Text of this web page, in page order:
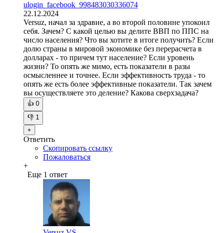
ulogin_facebook_998483030336074
22.12.2024
Versuz, начал за здравие, а во второй половине упокоил
себя. Зачем? С какой целью вы делите ВВП по ППС на
число населения? Что вы хотите в итоге получить? Если
долю страны в мировой экономике без перерасчета в
долларах - то причем тут население? Если уровень
жизни? То опять же мимо, есть показатели в разы
осмысленнее и точнее. Если эффективность труда - то
опять же есть более эффективные показатели. Так зачем
вы осуществляете это деление? Какова сверхзадача?
👍 0
👎 1
+
Ответить
Скопировать ссылку
Пожаловаться
+
Еще 1 ответ